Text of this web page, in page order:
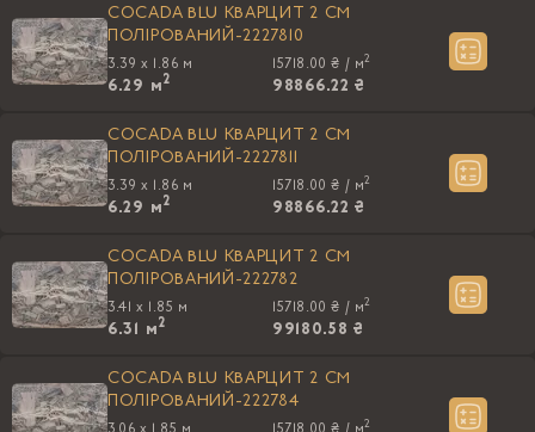
COCADA BLU КВАРЦИТ 2 CM
ПОЛIРОВАНИЙ-2227810
3.39 x 1.86 м
6.29 м2
15718.00 ₴ / м2
98866.22 ₴
COCADA BLU КВАРЦИТ 2 CM
ПОЛIРОВАНИЙ-2227811
3.39 x 1.86 м
6.29 м2
15718.00 ₴ / м2
98866.22 ₴
COCADA BLU КВАРЦИТ 2 CM
ПОЛIРОВАНИЙ-222782
3.41 x 1.85 м
6.31 м2
15718.00 ₴ / м2
99180.58 ₴
COCADA BLU КВАРЦИТ 2 CM
ПОЛIРОВАНИЙ-222784
2